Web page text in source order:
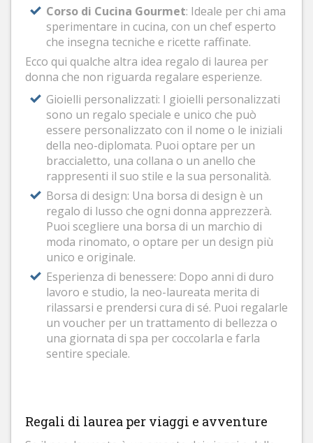
Corso di Cucina Gourmet: Ideale per chi ama
sperimentare in cucina, con un chef esperto
che insegna tecniche e ricette raffinate.
Ecco qui qualche altra idea regalo di laurea per
donna che non riguarda regalare esperienze.
Gioielli personalizzati: I gioielli personalizzati
sono un regalo speciale e unico che può
essere personalizzato con il nome o le iniziali
della neo-diplomata. Puoi optare per un
braccialetto, una collana o un anello che
rappresenti il suo stile e la sua personalità.
Borsa di design: Una borsa di design è un
regalo di lusso che ogni donna apprezzerà.
Puoi scegliere una borsa di un marchio di
moda rinomato, o optare per un design più
unico e originale.
Esperienza di benessere: Dopo anni di duro
lavoro e studio, la neo-laureata merita di
rilassarsi e prendersi cura di sé. Puoi regalarle
un voucher per un trattamento di bellezza o
una giornata di spa per coccolarla e farla
sentire speciale.
Regali di laurea per viaggi e avventure